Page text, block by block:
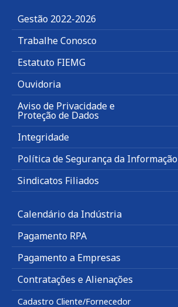
Gestão 2022-2026
Trabalhe Conosco
Estatuto FIEMG
Ouvidoria
Aviso de Privacidade e
Proteção de Dados
Integridade
Política de Segurança da Informação
Sindicatos Filiados
Calendário da Indústria
Pagamento RPA
Pagamento a Empresas
Contratações e Alienações
Cadastro Cliente/Fornecedor